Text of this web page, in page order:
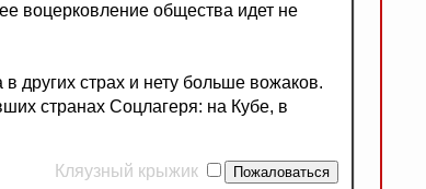
воцерковление общества идет не
других страх и нету больше вожаков.
странах Соцлагеря: на Кубе, в
Кляузный крыжик